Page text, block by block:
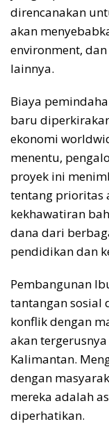
direncanakan
akan
environment,
lainnya.
Biaya
baru
ekonomi
menentu,
proyek ini
tentang prioritas
kekhawatiran
dana dari
pendidikan dan
Pembangunan
tantangan sosial
konflik dengan
akan
Kalimantan.
dengan
mereka adalah
diperhatikan.